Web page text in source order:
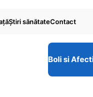
Ştiri sănătateContact
Boli si